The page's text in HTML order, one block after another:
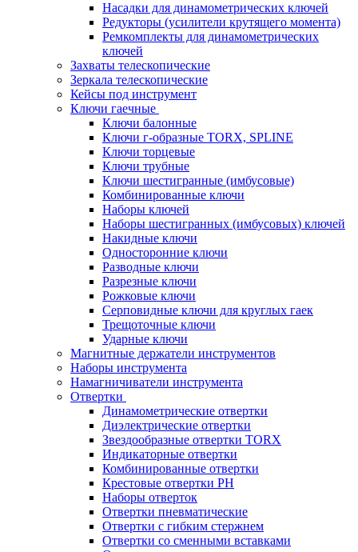
Насадки для динамометрических ключей
Редукторы (усилители крутящего момента)
Ремкомплекты для динамометрических
ключей
Захваты телескопические
Зеркала телескопические
Кейсы под инструмент
Ключи гаечные
Ключи балонные
Ключи г-образные TORX, SPLINE
Ключи торцевые
Ключи трубные
Ключи шестигранные (имбусовые)
Комбинированные ключи
Наборы ключей
Наборы шестигранных (имбусовых) ключей
Накидные ключи
Односторонние ключи
Разводные ключи
Разрезные ключи
Рожковые ключи
Серповидные ключи для круглых гаек
Трещоточные ключи
Ударные ключи
Магнитные держатели инструментов
Наборы инструмента
Намагничиватели инструмента
Отвертки
Динамометрические отвертки
Диэлектрические отвертки
Звездообразные отвертки TORX
Индикаторные отвертки
Комбинированные отвертки
Крестовые отвертки PH
Наборы отверток
Отвертки пневматические
Отвертки с гибким стержнем
Отвертки со сменными вставками